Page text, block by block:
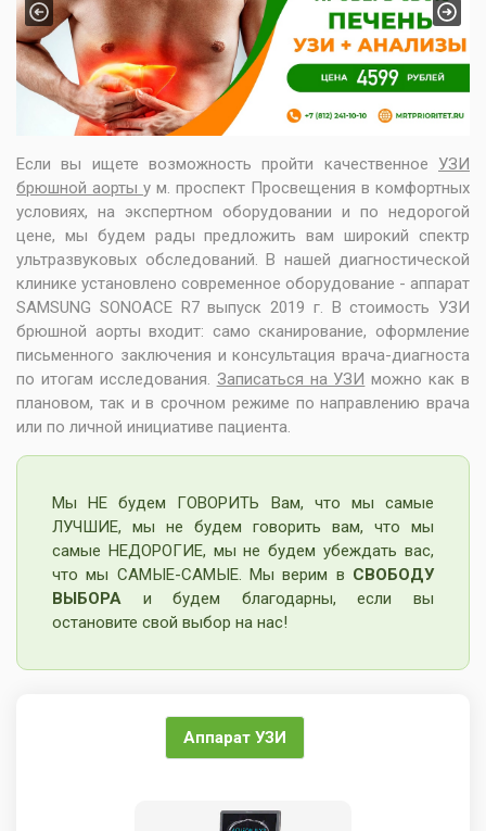
Previous Next
Если вы ищете возможность пройти качественное УЗИ
брюшной аорты у м. проспект Просвещения в комфортных
условиях, на экспертном оборудовании и по недорогой
цене, мы будем рады предложить вам широкий спектр
ультразвуковых обследований. В нашей диагностической
клинике установлено современное оборудование - аппарат
SAMSUNG SONOACE R7 выпуск 2019 г. В стоимость УЗИ
брюшной аорты входит: само сканирование, оформление
письменного заключения и консультация врача-диагноста
по итогам исследования. Записаться на УЗИ можно как в
плановом, так и в срочном режиме по направлению врача
или по личной инициативе пациента.
Мы НЕ будем ГОВОРИТЬ Вам, что мы самые
ЛУЧШИЕ, мы не будем говорить вам, что мы
самые НЕДОРОГИЕ, мы не будем убеждать вас,
что мы САМЫЕ-САМЫЕ. Мы верим в СВОБОДУ
ВЫБОРА и будем благодарны, если вы
остановите свой выбор на нас!
Аппарат УЗИ